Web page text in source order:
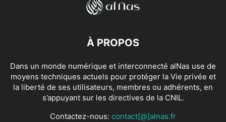
À PROPOS
Dans un monde numérique et interconnecté alNas use de
moyens techniques actuels pour protéger la Vie privée et
la liberté de ses utilisateurs, membres ou adhérents, en
s’appuyant sur les directives de la CNIL.
Contactez-nous: contact[@]alnas.fr